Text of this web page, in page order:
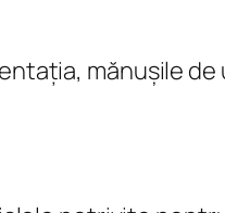
mănușile